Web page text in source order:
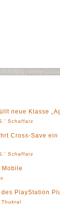
neue Klasse
Schaffarz
Cross-Save
Schaffarz
Mobile
PlayStation